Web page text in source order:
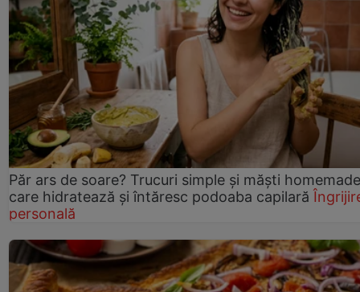
Păr ars de soare? Trucuri simple și măști homemade
care hidratează și întăresc podoaba capilară
personală